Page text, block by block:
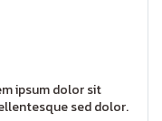
ipsum dolor sit
sed dolor.